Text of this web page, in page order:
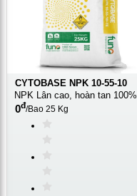
CYTOBASE NPK 10-55-10
NPK Lân cao, hoàn tan 100%
0đ/Bao 25 Kg